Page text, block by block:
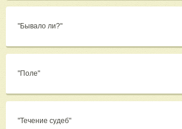
"Бывало ли?"
"Поле"
"Течение судеб"